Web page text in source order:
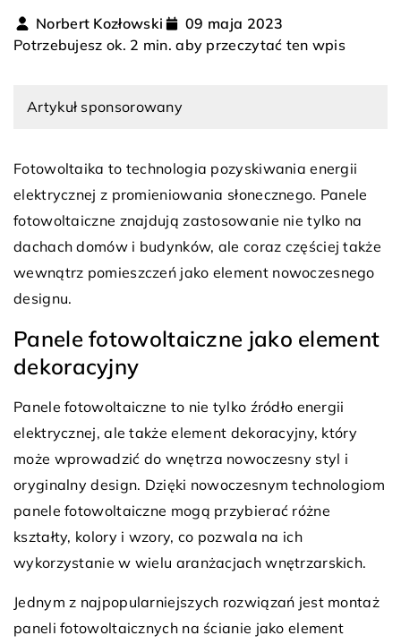
Norbert Kozłowski
09 maja 2023
Potrzebujesz ok. 2 min. aby przeczytać ten wpis
Artykuł sponsorowany
Fotowoltaika to technologia pozyskiwania energii
elektrycznej z promieniowania słonecznego. Panele
fotowoltaiczne znajdują zastosowanie nie tylko na
dachach domów i budynków, ale coraz częściej także
wewnątrz pomieszczeń jako element nowoczesnego
designu.
Panele fotowoltaiczne jako element
dekoracyjny
Panele fotowoltaiczne to nie tylko źródło energii
elektrycznej, ale także element dekoracyjny, który
może wprowadzić do wnętrza nowoczesny styl i
oryginalny design. Dzięki nowoczesnym technologiom
panele fotowoltaiczne mogą przybierać różne
kształty, kolory i wzory, co pozwala na ich
wykorzystanie w wielu aranżacjach wnętrzarskich.
Jednym z najpopularniejszych rozwiązań jest montaż
paneli fotowoltaicznych na ścianie jako element